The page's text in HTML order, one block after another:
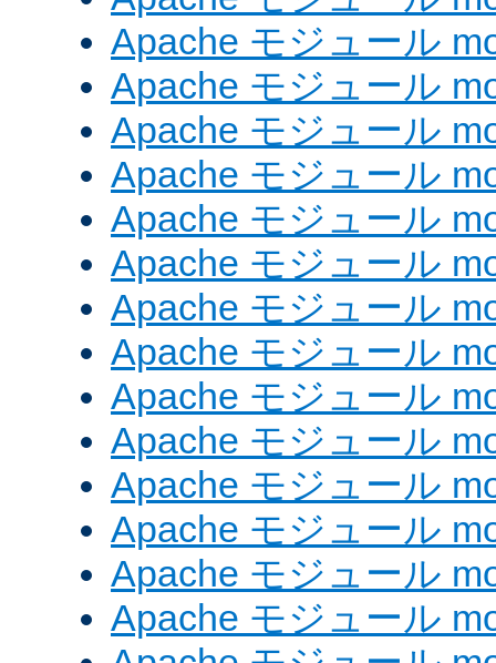
Apache モジュール
Apache モジュール
Apache モジュール
Apache モジュール
Apache モジュール
Apache モジュール
Apache モジュール
Apache モジュール
Apache モジュール
Apache モジュール
Apache モジュール
Apache モジュール
Apache モジュール
Apache モジュール